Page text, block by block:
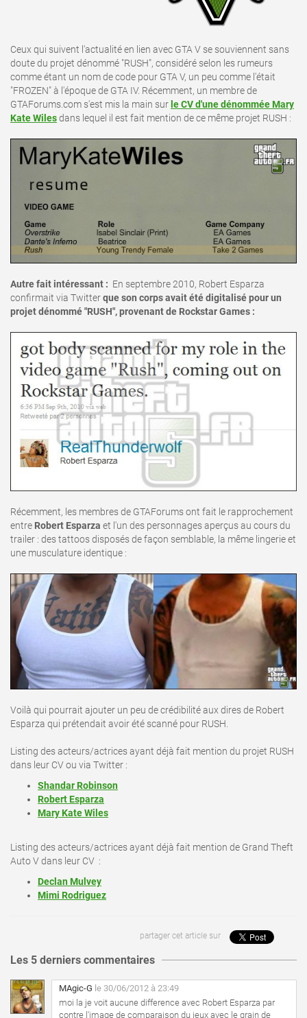
Ceux qui suivent l'actualité en lien avec GTA V se souviennent sans
doute du projet dénommé "RUSH", considéré selon les rumeurs
comme étant un nom de code pour GTA V, un peu comme l'était
"FROZEN" à l'époque de GTA IV. Récemment, un membre de
GTAForums.com s'est mis la main sur le CV d'une dénommée Mary
Kate Wilesdans lequel il est fait mention de ce même projet RUSH :
Autre fait intéressant : En septembre 2010, Robert Esparza
confirmait via Twitterque son corps avait été digitalisé pour un
projet dénommé "RUSH", provenant de Rockstar Games :
Récemment, les membres de GTAForums ont fait le rapprochement
entre Robert Esparza et l'un des personnages aperçus au cours du
trailer : des tattoos disposés de façon semblable, la même lingerie et
une musculature identique :
Voilà qui pourrait ajouter un peu de crédibilité aux dires de Robert
Esparza qui prétendait avoir été scanné pour RUSH.
Listing des acteurs/actrices ayant déjà fait mention du projet RUSH
dans leur CV ou via Twitter :
Shandar Robinson
Robert Esparza
Mary Kate Wiles
Listing des acteurs/actrices ayant déjà fait mention de Grand Theft
Auto V dans leur CV :
Declan Mulvey
Mimi Rodriguez
partager cet article sur
Les 5 derniers commentaires
MAgic-G le 30/06/2012 à 23:49
moi la je voit aucune difference avec Robert Esparza par
contre l'image de comparaison du ieux avec le grain de